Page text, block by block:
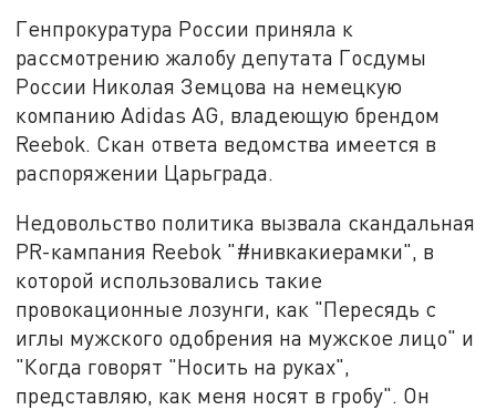
Генпрокуратура России приняла к
рассмотрению жалобу депутата Госдумы
России Николая Земцова на немецкую
компанию Adidas AG, владеющую брендом
Reebok. Скан ответа ведомства имеется в
распоряжении Царьграда.
Недовольство политика вызвала скандальная
PR-кампания Reebok "#нивкакиерамки", в
которой использовались такие
провокационные лозунги, как "Пересядь с
иглы мужского одобрения на мужское лицо" и
"Когда говорят "Носить на руках",
представляю, как меня носят в гробу". Он